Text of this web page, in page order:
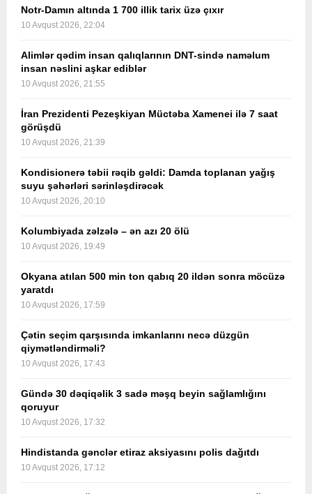
Notr-Damın altında 1 700 illik tarix üzə çıxır
10 Avqust 2026, 22:04
Alimlər qədim insan qalıqlarının DNT-sində naməlum
insan nəslini aşkar ediblər
10 Avqust 2026, 21:55
İran Prezidenti Pezeşkiyan Müctəba Xamenei ilə 7 saat
görüşdü
10 Avqust 2026, 21:39
Kondisionerə təbii rəqib gəldi: Damda toplanan yağış
suyu şəhərləri sərinləşdirəcək
10 Avqust 2026, 20:10
Kolumbiyada zəlzələ – ən azı 20 ölü
10 Avqust 2026, 19:49
Okyana atılan 500 min ton qabıq 20 ildən sonra möcüzə
yaratdı
10 Avqust 2026, 17:59
Çətin seçim qarşısında imkanlarını necə düzgün
qiymətləndirməli?
10 Avqust 2026, 17:43
Gündə 30 dəqiqəlik 3 sadə məşq beyin sağlamlığını
qoruyur
10 Avqust 2026, 17:32
Hindistanda gənclər etiraz aksiyasını polis dağıtdı
10 Avqust 2026, 17:12